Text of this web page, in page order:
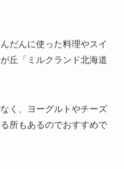
だんに使った料理やスイ
丘「ミルクランド北海道
く、ヨーグルトやチーズ
所もあるのでおすすめで